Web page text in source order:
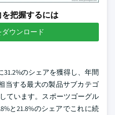
把握するには
ダウンロード
のシェアを獲得し、年間
当する最大の製品サブカテゴ
ています。スポーツゴーグル
と21.8%のシェアでこれに続